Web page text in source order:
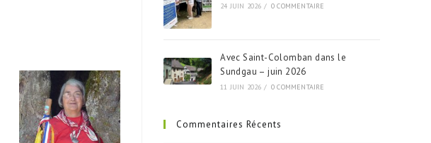
24 JUIN 2026 / 0 COMMENTAIRE
Avec Saint-Colomban dans le
Sundgau – juin 2026
11 JUIN 2026 / 0 COMMENTAIRE
Commentaires Récents